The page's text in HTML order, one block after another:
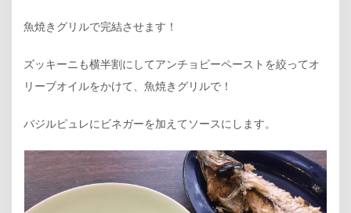
魚焼きグリルで完結させます！
ズッキーニも横半割にしてアンチョビーペーストを絞ってオ
リーブオイルをかけて、魚焼きグリルで！
バジルピュレにビネガーを加えてソースにします。